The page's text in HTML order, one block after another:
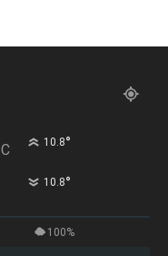
C 10.8°
10.8°
100%